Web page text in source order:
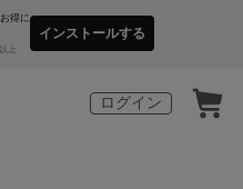
得に
上
インストールする
ログイン